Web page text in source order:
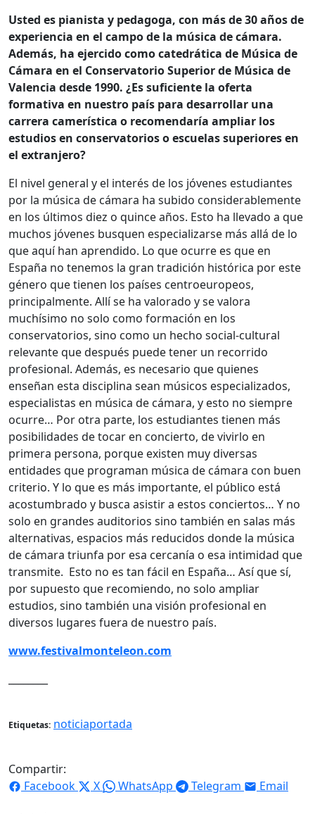
Usted es pianista y pedagoga, con más de 30 años de
experiencia en el campo de la música de cámara.
Además, ha ejercido como catedrática de Música de
Cámara en el Conservatorio Superior de Música de
Valencia desde 1990. ¿Es suficiente la oferta
formativa en nuestro país para desarrollar una
carrera camerística o recomendaría ampliar los
estudios en conservatorios o escuelas superiores en
el extranjero?
El nivel general y el interés de los jóvenes estudiantes
por la música de cámara ha subido considerablemente
en los últimos diez o quince años. Esto ha llevado a que
muchos jóvenes busquen especializarse más allá de lo
que aquí han aprendido. Lo que ocurre es que en
España no tenemos la gran tradición histórica por este
género que tienen los países centroeuropeos,
principalmente. Allí se ha valorado y se valora
muchísimo no solo como formación en los
conservatorios, sino como un hecho social-cultural
relevante que después puede tener un recorrido
profesional. Además, es necesario que quienes
enseñan esta disciplina sean músicos especializados,
especialistas en música de cámara, y esto no siempre
ocurre… Por otra parte, los estudiantes tienen más
posibilidades de tocar en concierto, de vivirlo en
primera persona, porque existen muy diversas
entidades que programan música de cámara con buen
criterio. Y lo que es más importante, el público está
acostumbrado y busca asistir a estos conciertos… Y no
solo en grandes auditorios sino también en salas más
alternativas, espacios más reducidos donde la música
de cámara triunfa por esa cercanía o esa intimidad que
transmite. Esto no es tan fácil en España… Así que sí,
por supuesto que recomiendo, no solo ampliar
estudios, sino también una visión profesional en
diversos lugares fuera de nuestro país.
www.festivalmonteleon.com
Etiquetas: noticiaportada
Compartir:
Facebook
X WhatsApp Telegram Email